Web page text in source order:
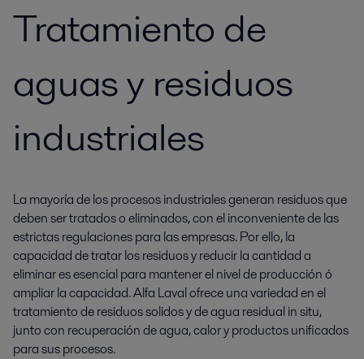
Tratamiento de
aguas y residuos
industriales
La mayoría de los procesos industriales generan residuos que
deben ser tratados o eliminados, con el inconveniente de las
estrictas regulaciones para las empresas. Por ello, la
capacidad de tratar los residuos y reducir la cantidad a
eliminar es esencial para mantener el nivel de producción ó
ampliar la capacidad. Alfa Laval ofrece una variedad en el
tratamiento de residuos solidos y de agua residual in situ,
junto con recuperación de agua, calor y productos unificados
para sus procesos.